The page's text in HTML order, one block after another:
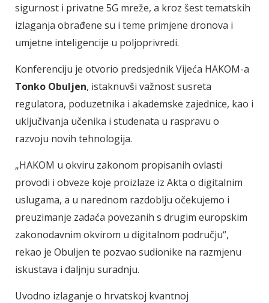
sigurnost i privatne 5G mreže, a kroz šest tematskih
izlaganja obrađene su i teme primjene dronova i
umjetne inteligencije u poljoprivredi.
Konferenciju je otvorio predsjednik Vijeća HAKOM-a
Tonko Obuljen, istaknuvši važnost susreta
regulatora, poduzetnika i akademske zajednice, kao i
uključivanja učenika i studenata u raspravu o
razvoju novih tehnologija.
„HAKOM u okviru zakonom propisanih ovlasti
provodi i obveze koje proizlaze iz Akta o digitalnim
uslugama, a u narednom razdoblju očekujemo i
preuzimanje zadaća povezanih s drugim europskim
zakonodavnim okvirom u digitalnom području“,
rekao je Obuljen te pozvao sudionike na razmjenu
iskustava i daljnju suradnju.
Uvodno izlaganje o hrvatskoj kvantnoj